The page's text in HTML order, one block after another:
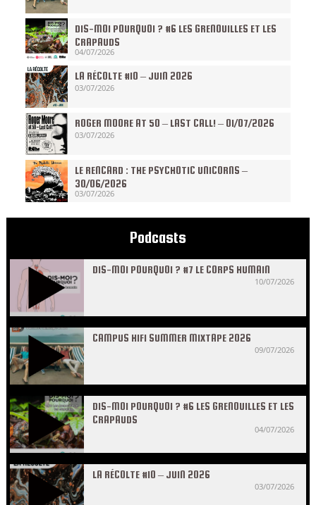
DIS-MOI POURQUOI ? #6 LES GRENOUILLES ET LES
CRAPAUDS
04/07/2026
LA RÉCOLTE #10 – JUIN 2026
03/07/2026
ROGER MOORE AT 50 – LAST CALL! – 01/07/2026
03/07/2026
LE RENCARD : THE PSYCHOTIC UNICORNS –
30/06/2026
03/07/2026
Podcasts
DIS-MOI POURQUOI ? #7 LE CORPS HUMAIN
10/07/2026
CAMPUS HIFI SUMMER MIXTAPE 2026
09/07/2026
DIS-MOI POURQUOI ? #6 LES GRENOUILLES ET LES
CRAPAUDS
04/07/2026
LA RÉCOLTE #10 – JUIN 2026
03/07/2026